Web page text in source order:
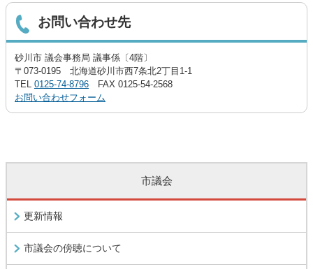
お問い合わせ先
砂川市 議会事務局 議事係〔4階〕
〒073-0195 北海道砂川市西7条北2丁目1-1
TEL 0125-74-8796 FAX 0125-54-2568
お問い合わせフォーム
市議会
更新情報
市議会の傍聴について